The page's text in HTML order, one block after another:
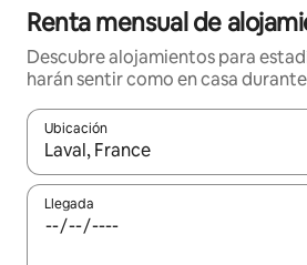
Renta mensual de
Descubre alojamientos para
harán sentir como en casa
Ubicación
Cuando los resultados estén
Llegada